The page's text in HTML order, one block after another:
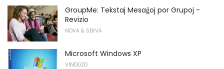
GroupMe: Tekstaj Mesaĝoj por Grupoj -
Revizio
NOVA & SEKVA
Microsoft Windows XP
VINDOZO